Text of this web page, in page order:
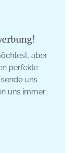
aber
perfekte
uns
uns immer